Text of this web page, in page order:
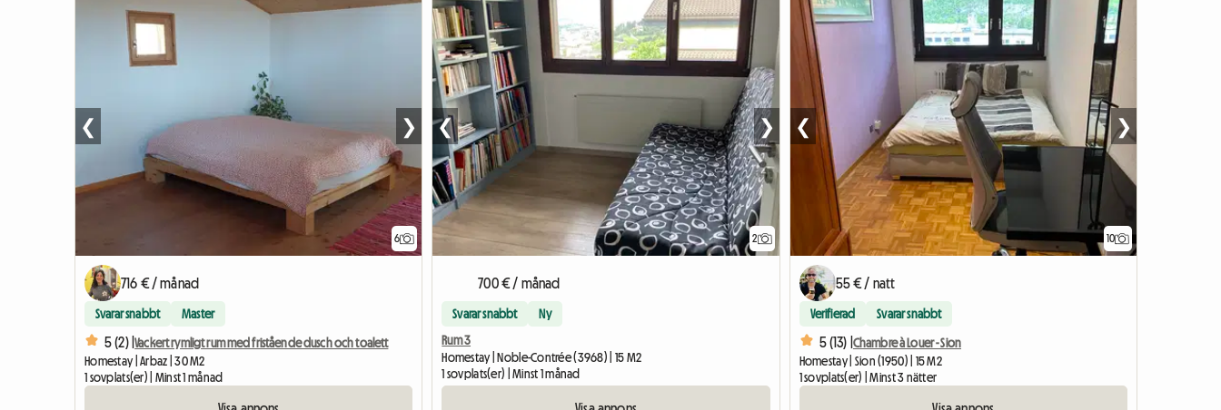
6
❮ ❯
716 € / månad
Svarar snabbt Master
5 (2) |Vackert rymligt rum med fristående dusch och toalett
Homestay | Arbaz | 30 M2
1 sovplats(er) | Minst 1 månad
2
❮ ❯
700 € / månad
Svarar snabbt Ny
Rum 3
Homestay | Noble-Contrée (3968) | 15 M2
1 sovplats(er) | Minst 1 månad
10
❮ ❯
55 € / natt
Verifierad Svarar snabbt
5 (13) | Chambre à Louer - Sion
Homestay | Sion (1950) | 15 M2
1 sovplats(er) | Minst 3 nätter